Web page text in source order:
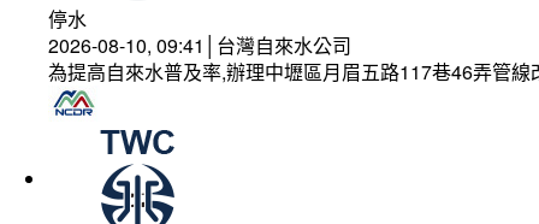
停水
2026-08-10, 09:41│台灣自來水公司
為提高自來水普及率,辦理中壢區月眉五路117巷46弄管